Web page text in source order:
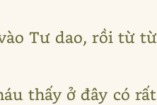
Tư dao, rồi từ từ
thấy ở đây có rất